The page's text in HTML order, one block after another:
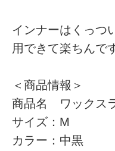
インナーはくっつ
用できて楽ちんで
＜商品情報＞
商品名 ワックス
サイズ：M
カラー：中黒